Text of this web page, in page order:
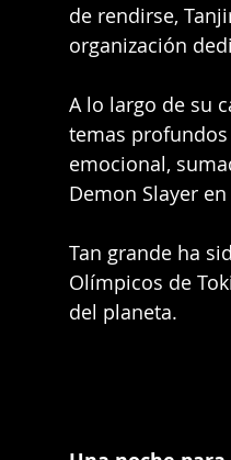
de rendirse,
organización
A lo largo de su
temas
emocional,
Demon Slayer
Tan grande ha
Olímpicos de
del planeta.